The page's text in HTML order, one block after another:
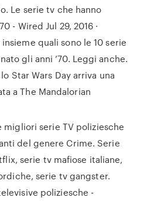
Le serie tv che hanno
- Wired Jul 29, 2016 ·
quali sono le 10 serie
gli anni ’70. Leggi anche.
Star Wars Day arriva una
a The Mandalorian
migliori serie TV poliziesche
del genere Crime. Serie
serie tv mafiose italiane,
serie tv gangster.
poliziesche -